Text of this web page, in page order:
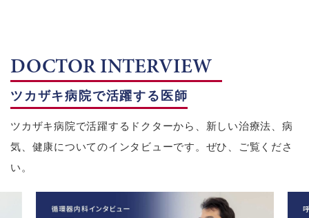
DOCTOR INTERVIEW
ツカザキ病院で活躍する医師
ツカザキ病院で活躍するドクターから、新しい治療法、病
気、健康についてのインタビューです。ぜひ、ご覧くださ
い。